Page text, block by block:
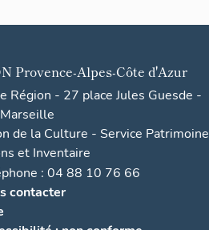
Provence-Alpes-Côte d'Azur
Région - 27 place Jules Guesde -
de la Culture - Service Patrimoine
et Inventaire
: 04 88 10 76 66
contacter